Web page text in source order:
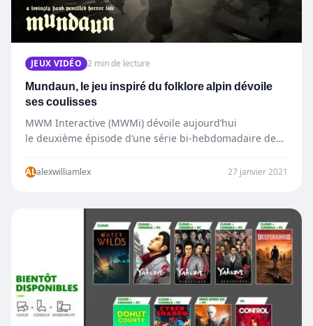
JEUX VIDÉO 2 min de lecture
Mundaun, le jeu inspiré du folklore alpin dévoile
ses coulisses
MWM Interactive (MWMi) dévoile aujourd’hui
le deuxième épisode d’une série bi-hebdomadaire de
aventure Mundaun de Hidden Fields, un studio
ALalexwilliamlex 27 janvier 2021